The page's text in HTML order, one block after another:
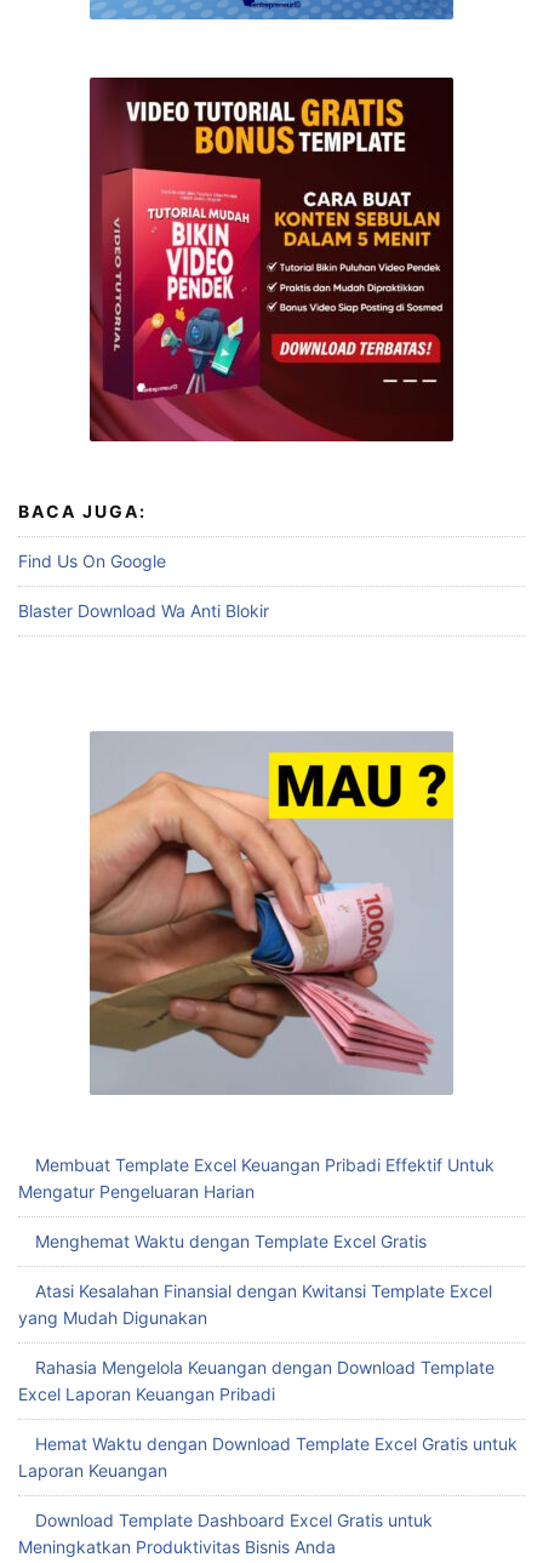
BACA JUGA:
Find Us On Google
Blaster Download Wa Anti Blokir
Membuat Template Excel Keuangan Pribadi Effektif Untuk
Mengatur Pengeluaran Harian
Menghemat Waktu dengan Template Excel Gratis
Atasi Kesalahan Finansial dengan Kwitansi Template Excel
yang Mudah Digunakan
Rahasia Mengelola Keuangan dengan Download Template
Excel Laporan Keuangan Pribadi
Hemat Waktu dengan Download Template Excel Gratis untuk
Laporan Keuangan
Download Template Dashboard Excel Gratis untuk
Meningkatkan Produktivitas Bisnis Anda